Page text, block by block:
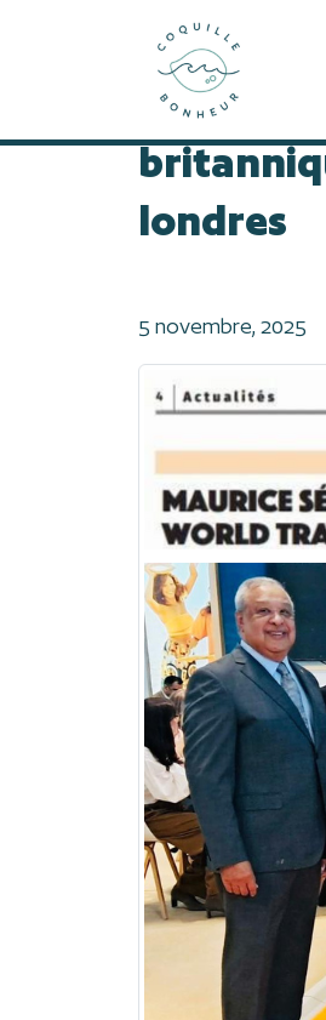
Accueil
londres
5 novembre, 2025